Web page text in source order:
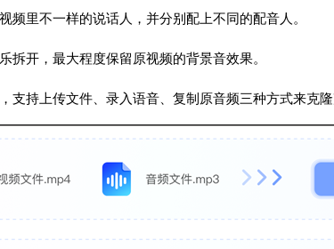
频里不一样的说话人，并分别配上不同的配音人。
拆开，最大程度保留原视频的背景音效果。
支持上传文件、录入语音、复制原音频三种方式来克隆